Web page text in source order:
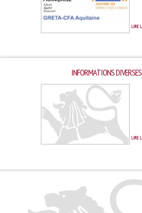
INFORMATIONS DIVERSES